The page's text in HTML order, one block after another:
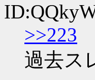
>>223
過去ス